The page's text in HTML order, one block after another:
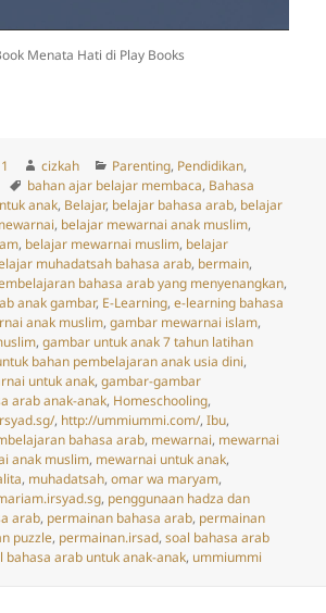
Menata Hati di Play Books
Author
cizkah Categories
Parenting, Pendidikan,
Tags
bahan ajar belajar membaca, Bahasa
anak, Belajar, belajar bahasa arab, belajar
, belajar mewarnai anak muslim,
, belajar mewarnai muslim, belajar
muhadatsah bahasa arab, bermain,
bahasa arab yang menyenangkan,
anak gambar, E-Learning,e-learning bahasa
anak muslim,gambar mewarnai islam,
,gambar untuk anak 7 tahun latihan
bahan pembelajaran anak usia dini,
untuk anak,gambar-gambar
arab anak-anak, Homeschooling,
, http://ummiummi.com/,Ibu,
bahasa arab, mewarnai, mewarnai
anak muslim, mewarnai untuk anak,
, muhadatsah,omar wa maryam,
, penggunaan hadza dan
arab, permainan bahasa arab, permainan
puzzle, permainan.irsad,soal bahasa arab
bahasa arab untuk anak-anak, ummiummi